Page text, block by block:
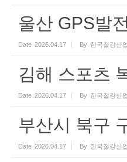
울산 GPS발
Date 2026.04.17 By 한국철강산
김해 스포츠
Date 2026.04.17 By 한국철강산
부산시 북구
Date 2026.04.17 By 한국철강산